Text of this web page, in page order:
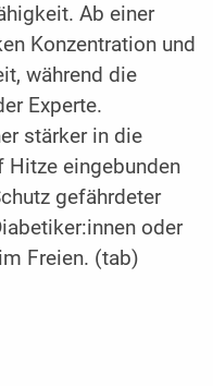
Ab einer
Konzentration und
während die
Experte.
stärker in die
Hitze eingebunden
gefährdeter
oder
Freien. (tab)